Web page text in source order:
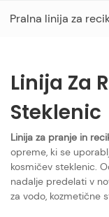
Pralna linija za
Linija Za
Steklenic
Linija za pranje in
opreme, ki se
kosmičev steklenic.
nadalje predelati v
za vodo, kozmetične